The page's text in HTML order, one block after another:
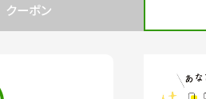
クーポン